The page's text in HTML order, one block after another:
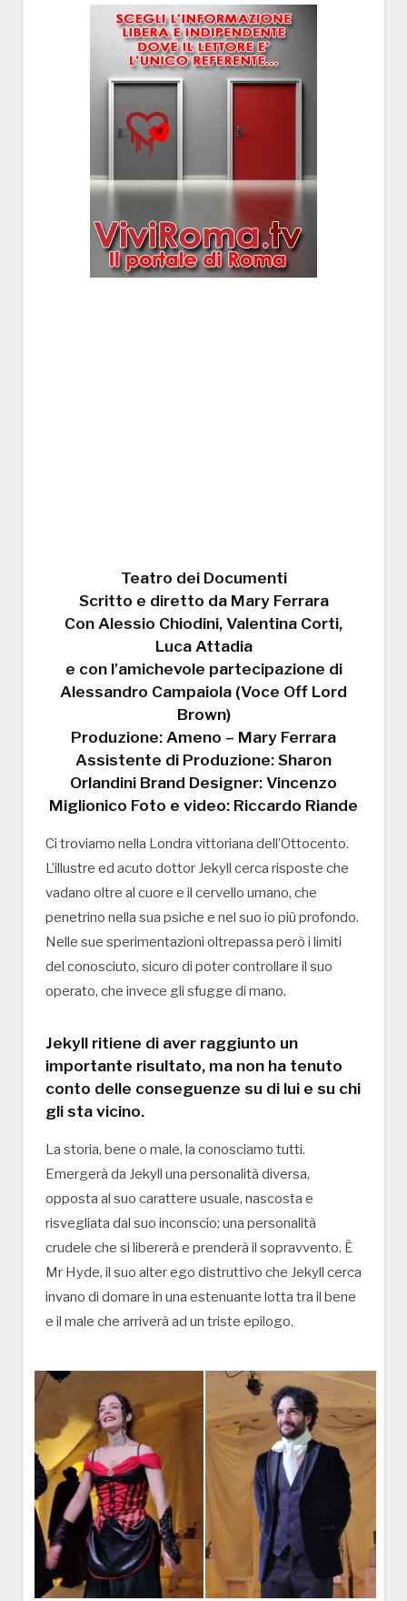
Teatro dei Documenti
Scritto e diretto da Mary Ferrara
Con Alessio Chiodini, Valentina Corti,
Luca Attadia
e con l’amichevole partecipazione di
Alessandro Campaiola (Voce Off Lord
Brown)
Produzione: Ameno – Mary Ferrara
Assistente di Produzione: Sharon
Orlandini Brand Designer: Vincenzo
Miglionico Foto e video: Riccardo Riande
Ci troviamo nella Londra vittoriana dell’Ottocento.
L’illustre ed acuto dottor Jekyll cerca risposte che
vadano oltre al cuore e il cervello umano, che
penetrino nella sua psiche e nel suo io più profondo.
Nelle sue sperimentazioni oltrepassa però i limiti
del conosciuto, sicuro di poter controllare il suo
operato, che invece gli sfugge di mano.
Jekyll ritiene di aver raggiunto un
importante risultato, ma non ha tenuto
conto delle conseguenze su di lui e su chi
gli sta vicino.
La storia, bene o male, la conosciamo tutti.
Emergerà da Jekyll una personalità diversa,
opposta al suo carattere usuale, nascosta e
risvegliata dal suo inconscio; una personalità
crudele che si libererà e prenderà il sopravvento. È
Mr Hyde, il suo alter ego distruttivo che Jekyll cerca
invano di domare in una estenuante lotta tra il bene
e il male che arriverà ad un triste epilogo.